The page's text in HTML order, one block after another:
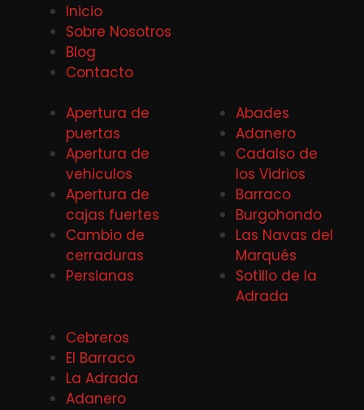
Inicio
Sobre Nosotros
Blog
Contacto
Apertura de
puertas
Apertura de
vehiculos
Apertura de
cajas fuertes
Cambio de
cerraduras
Persianas
Abades
Adanero
Cadalso de
los Vidrios
Barraco
Burgohondo
Las Navas del
Marqués
Sotillo de la
Adrada
Cebreros
El Barraco
La Adrada
Adanero